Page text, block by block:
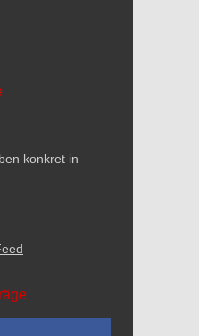
konkret in